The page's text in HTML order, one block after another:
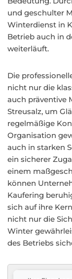
und geschulter
Winterdienst in
Betrieb auch in
weiterläuft.
Die
nicht nur die
auch präventive
Streusalz, um
regelmäßige
Organisation
auch in starken
ein sicherer
einem
können
Kaufering
sich auf ihre
nicht nur die
Winter
des Betriebs